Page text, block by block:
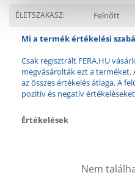
ÉLETSZAKASZ: Felnőtt
Mi a termék értékelési
Csak regisztrált FERA.HU
megvásárolták ezt a terméket.
az összes értékelés átlaga. A
pozitív és negatív
Értékelések
Nem